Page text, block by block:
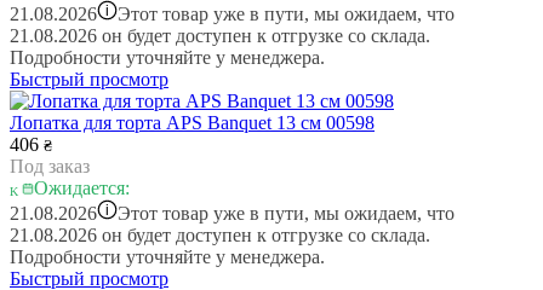
21.08.2026 i
Этот товар уже в пути, мы ожидаем, что
21.08.2026 он будет доступен к отгрузке со склада.
Подробности уточняйте у менеджера.
Быстрый просмотр
Лопатка для торта APS Banquet 13 см 00598
406 ₴
Под заказ
Ожидается:
21.08.2026 i
Этот товар уже в пути, мы ожидаем, что
21.08.2026 он будет доступен к отгрузке со склада.
Подробности уточняйте у менеджера.
Быстрый просмотр